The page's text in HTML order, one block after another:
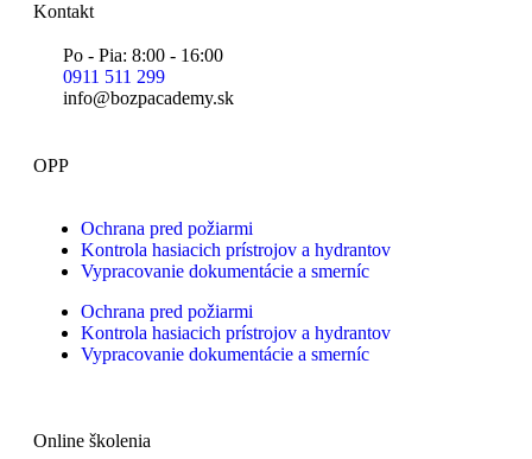
Kontakt
Po - Pia: 8:00 - 16:00
0911 511 299
info@bozpacademy.sk
OPP
Ochrana pred požiarmi
Kontrola hasiacich prístrojov a hydrantov
Vypracovanie dokumentácie a smerníc
Ochrana pred požiarmi
Kontrola hasiacich prístrojov a hydrantov
Vypracovanie dokumentácie a smerníc
Online školenia